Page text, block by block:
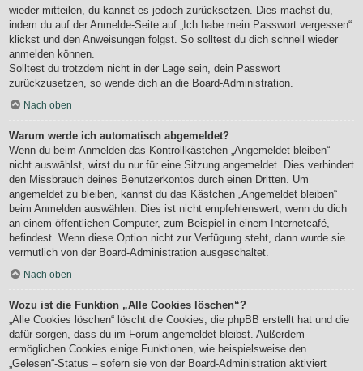
wieder mitteilen, du kannst es jedoch zurücksetzen. Dies machst du,
indem du auf der Anmelde-Seite auf „Ich habe mein Passwort vergessen“
klickst und den Anweisungen folgst. So solltest du dich schnell wieder
anmelden können.
Solltest du trotzdem nicht in der Lage sein, dein Passwort
zurückzusetzen, so wende dich an die Board-Administration.
Nach oben
Warum werde ich automatisch abgemeldet?
Wenn du beim Anmelden das Kontrollkästchen „Angemeldet bleiben“
nicht auswählst, wirst du nur für eine Sitzung angemeldet. Dies verhindert
den Missbrauch deines Benutzerkontos durch einen Dritten. Um
angemeldet zu bleiben, kannst du das Kästchen „Angemeldet bleiben“
beim Anmelden auswählen. Dies ist nicht empfehlenswert, wenn du dich
an einem öffentlichen Computer, zum Beispiel in einem Internetcafé,
befindest. Wenn diese Option nicht zur Verfügung steht, dann wurde sie
vermutlich von der Board-Administration ausgeschaltet.
Nach oben
Wozu ist die Funktion „Alle Cookies löschen“?
„Alle Cookies löschen“ löscht die Cookies, die phpBB erstellt hat und die
dafür sorgen, dass du im Forum angemeldet bleibst. Außerdem
ermöglichen Cookies einige Funktionen, wie beispielsweise den
„Gelesen“-Status – sofern sie von der Board-Administration aktiviert